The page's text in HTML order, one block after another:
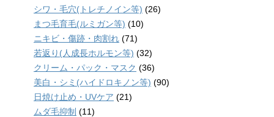
シワ・毛穴(トレチノイン等) (26)
まつ毛育毛(ルミガン等) (10)
ニキビ・傷跡・肉割れ (71)
若返り(人成長ホルモン等) (32)
クリーム・パック・マスク (36)
美白・シミ(ハイドロキノン等) (90)
日焼け止め・UVケア (21)
ムダ毛抑制 (11)